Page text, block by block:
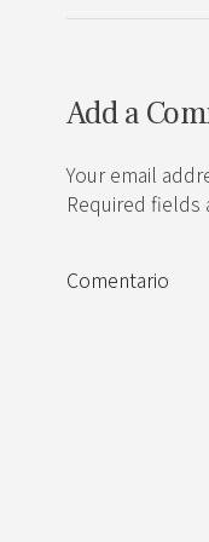
Add a
Your email
Required fields
Comentario